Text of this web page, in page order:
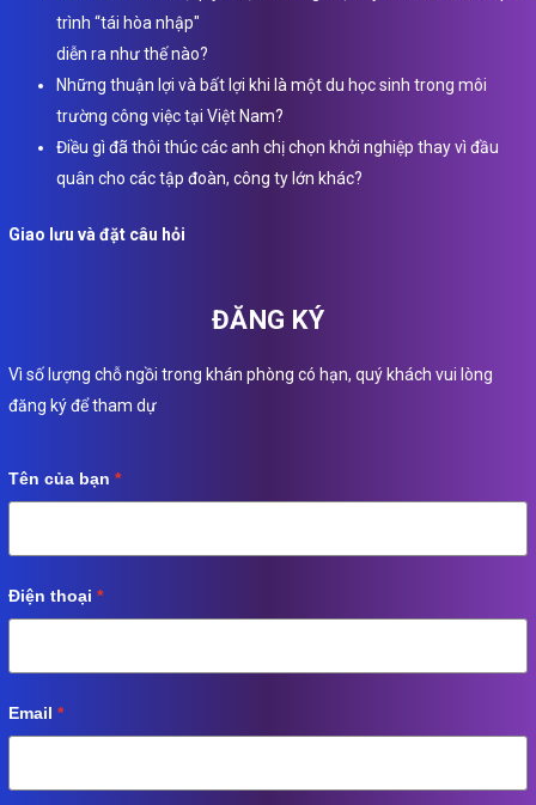
trình “tái hòa nhập"
diễn ra như thế nào?
Những thuận lợi và bất lợi khi là một du học sinh trong môi
trường công việc tại Việt Nam?
Điều gì đã thôi thúc các anh chị chọn khởi nghiệp thay vì đầu
quân cho các tập đoàn, công ty lớn khác?
Giao lưu và đặt câu hỏi
ĐĂNG KÝ
Vì số lượng chỗ ngồi trong khán phòng có hạn, quý khách vui lòng
đăng ký để tham dự
Tên của bạn
Điện thoại
Email